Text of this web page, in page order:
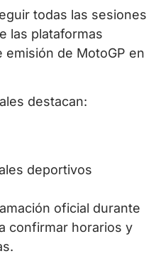
todas las sesiones
las plataformas
de MotoGP en
destacan:
deportivos
oficial durante
confirmar horarios y